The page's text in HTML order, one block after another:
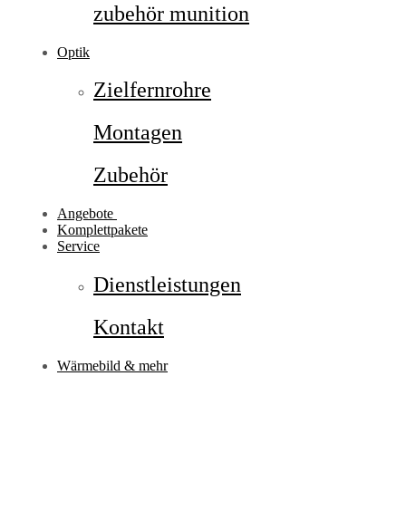
zubehör munition
Optik
Zielfernrohre
Montagen
Zubehör
Angebote
Komplettpakete
Service
Dienstleistungen
Kontakt
Wärmebild & mehr